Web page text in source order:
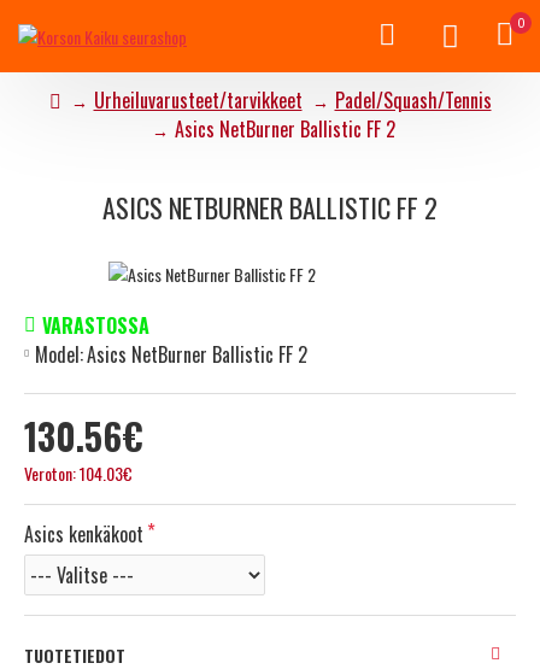
0
Urheiluvarusteet/tarvikkeet
Padel/Squash/Tennis
Asics NetBurner Ballistic FF 2
ASICS NETBURNER BALLISTIC FF 2
130.56€
Veroton: 104.03€
VARASTOSSA
Model:Asics NetBurner Ballistic FF 2
Asics kenkäkoot
TUOTETIEDOT